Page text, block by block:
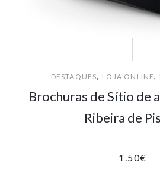
DESTAQUES, LOJA ONLINE,
Brochuras de Sítio de
Ribeira de
1.50€